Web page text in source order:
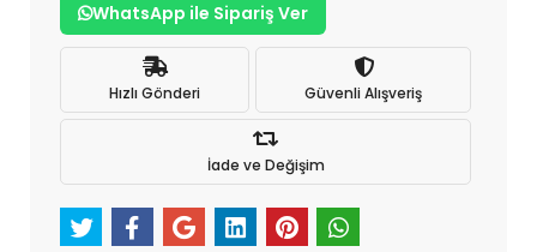
WhatsApp ile Sipariş Ver
Hızlı Gönderi Güvenli Alışveriş
İade ve Değişim